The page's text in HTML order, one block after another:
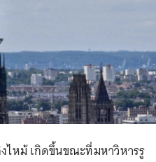
ไหม้ เกิดขึ้นขณะที่มหาวิหารรู